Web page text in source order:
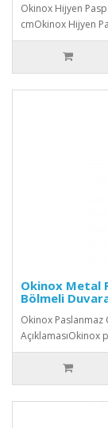
Okinox Hijyen
cmOkinox Hijyen
Okinox Metal
Bölmeli
Okinox Paslanmaz
AçıklamasıOkinox